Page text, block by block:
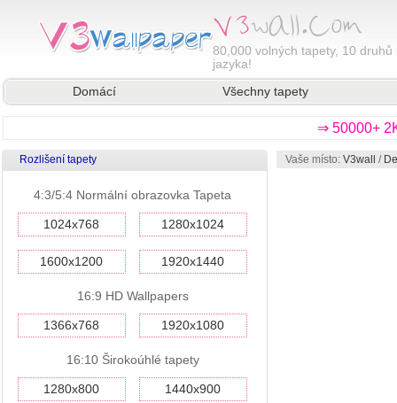
80,000 volných tapety, 10 druhů
jazyka!
Domácí
Všechny tapety
⇒ 50000+
Rozlišení tapety
4:3/5:4 Normální obrazovka Tapeta
1024x768 1280x1024
1600x1200 1920x1440
16:9 HD Wallpapers
1366x768 1920x1080
16:10 Širokoúhlé tapety
1280x800 1440x900
Vaše místo: V3wall /